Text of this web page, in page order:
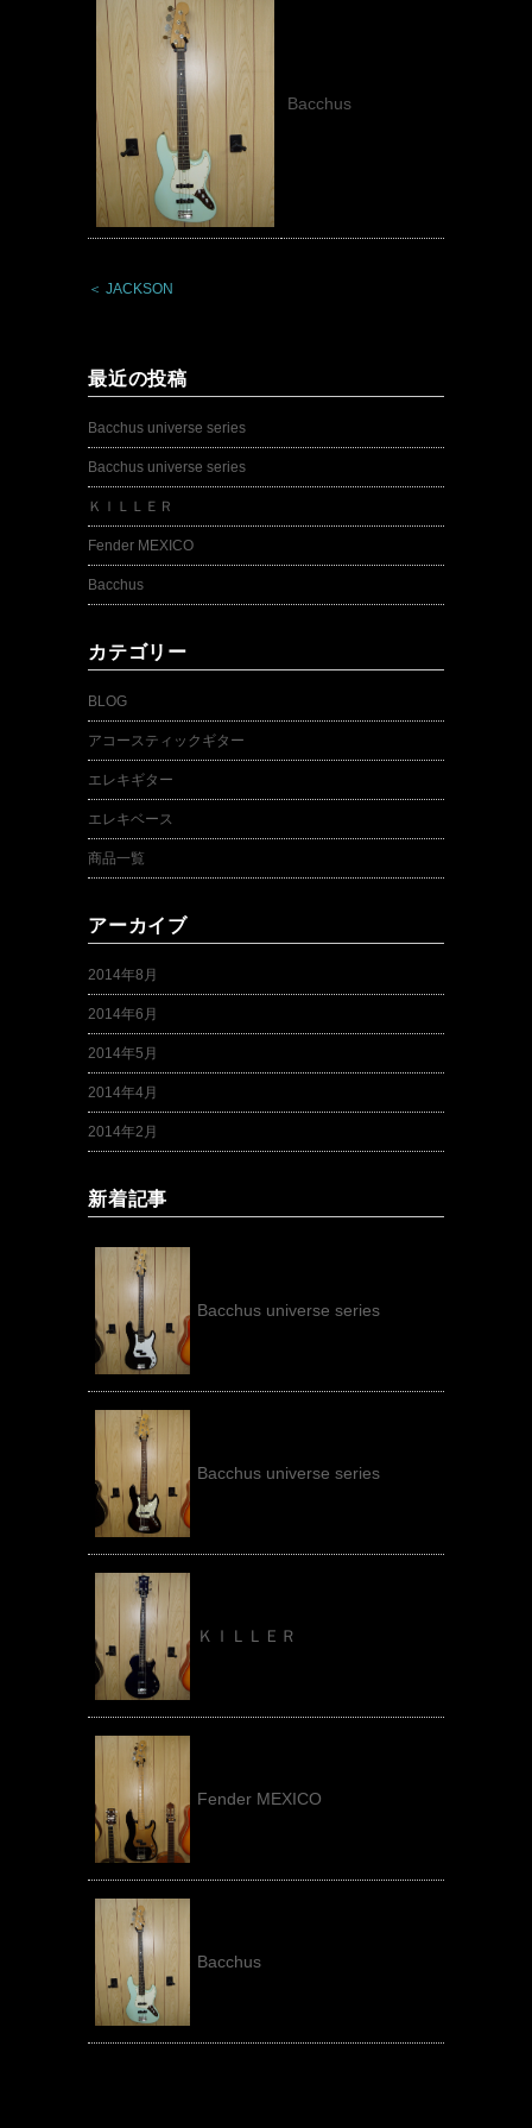
Bacchus
＜ JACKSON
最近の投稿
Bacchus universe series
Bacchus universe series
ＫＩＬＬＥＲ
Fender MEXICO
Bacchus
カテゴリー
BLOG
アコースティックギター
エレキギター
エレキベース
商品一覧
アーカイブ
2014年8月
2014年6月
2014年5月
2014年4月
2014年2月
新着記事
Bacchus universe series
Bacchus universe series
ＫＩＬＬＥＲ
Fender MEXICO
Bacchus